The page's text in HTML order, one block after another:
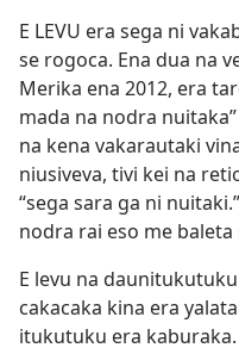
E LEVU era sega ni
se rogoca. Ena dua na
Merika ena 2012, era
mada na nodra
na kena vakarautaki
niusiveva, tivi kei na
“sega sara ga ni
nodra rai eso me
E levu na
cakacaka kina era
itukutuku era